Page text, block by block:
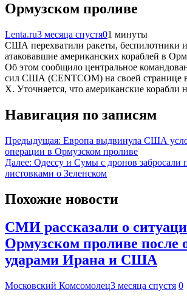
Ормузском проливе
Lenta.ru3 месяца спустя01 минуты
США перехватили ракеты, беспилотники и
атаковавшие американских кораблей в
Об этом сообщило центральное
сил США (CENTCOM) на своей странице
X. Уточняется, что американские корабли
Навигация по записям
Предыдущая: Европа выдвинула США
операции в Ормузском проливе
Далее: Одессу и Сумы с дронов забросали
листовками о Зеленском
Похожие новости
СМИ рассказали о
Ормузском проливе после
ударами Ирана и США
Московский Комсомолец3 месяца спустя 0